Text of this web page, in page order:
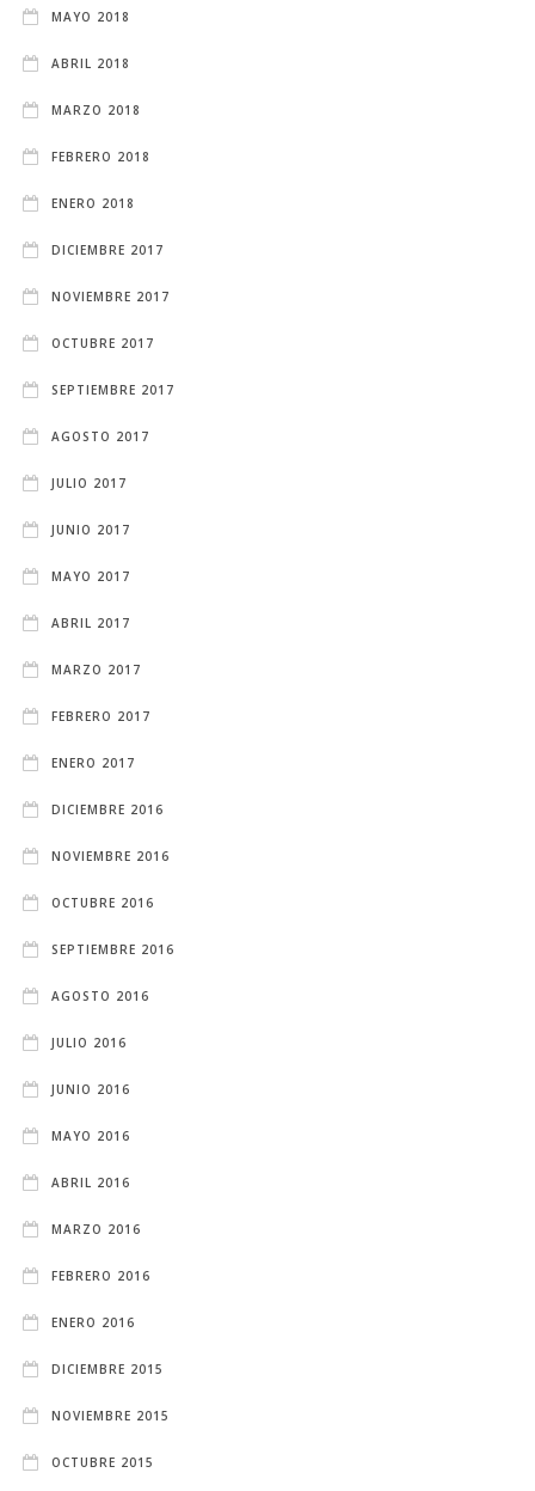
MAYO 2018
ABRIL 2018
MARZO 2018
FEBRERO 2018
ENERO 2018
DICIEMBRE 2017
NOVIEMBRE 2017
OCTUBRE 2017
SEPTIEMBRE 2017
AGOSTO 2017
JULIO 2017
JUNIO 2017
MAYO 2017
ABRIL 2017
MARZO 2017
FEBRERO 2017
ENERO 2017
DICIEMBRE 2016
NOVIEMBRE 2016
OCTUBRE 2016
SEPTIEMBRE 2016
AGOSTO 2016
JULIO 2016
JUNIO 2016
MAYO 2016
ABRIL 2016
MARZO 2016
FEBRERO 2016
ENERO 2016
DICIEMBRE 2015
NOVIEMBRE 2015
OCTUBRE 2015